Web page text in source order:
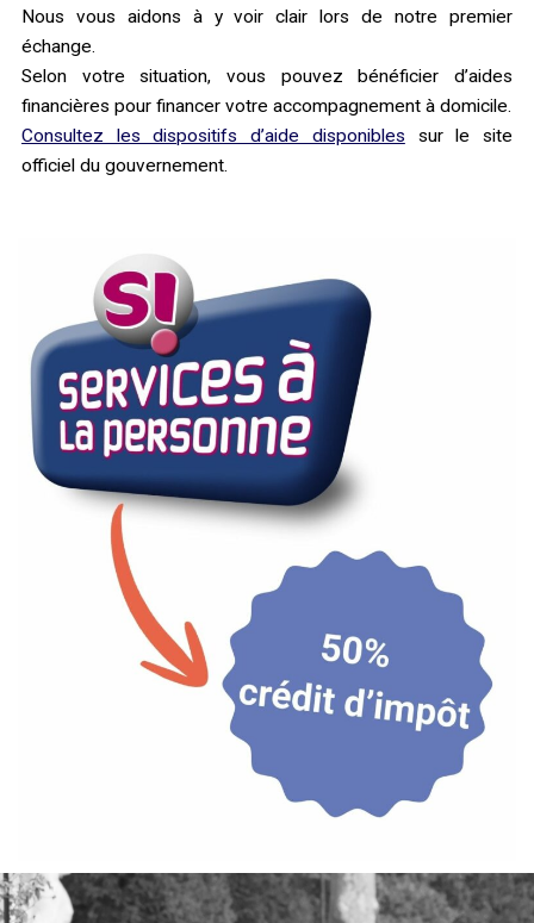
Nous vous aidons à y voir clair lors de notre premier
échange.
Selon votre situation, vous pouvez bénéficier d’aides
financières pour financer votre accompagnement à domicile.
Consultez les dispositifs d’aide disponibles sur le site
officiel du gouvernement.